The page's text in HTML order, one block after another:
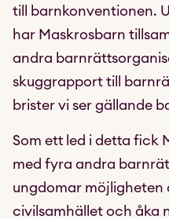
till barnkonventionen.
har Maskrosbarn
andra
skuggrapport till
brister vi ser gällande
Som ett led i detta fick
med fyra andra
ungdomar möjligheten
civilsamhället och åka